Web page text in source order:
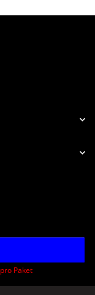
pro Paket